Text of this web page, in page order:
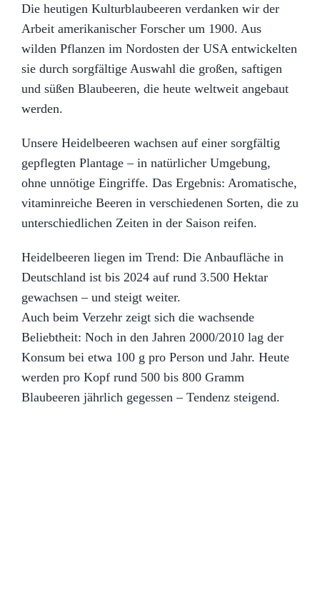
Die heutigen Kulturblaubeeren verdanken wir der
Arbeit amerikanischer Forscher um 1900. Aus
wilden Pflanzen im Nordosten der USA entwickelten
sie durch sorgfältige Auswahl die großen, saftigen
und süßen Blaubeeren, die heute weltweit angebaut
werden.
Unsere Heidelbeeren wachsen auf einer sorgfältig
gepflegten Plantage – in natürlicher Umgebung,
ohne unnötige Eingriffe. Das Ergebnis: Aromatische,
vitaminreiche Beeren in verschiedenen Sorten, die zu
unterschiedlichen Zeiten in der Saison reifen.
Heidelbeeren liegen im Trend: Die Anbaufläche in
Deutschland ist bis 2024 auf rund 3.500 Hektar
gewachsen – und steigt weiter.
Auch beim Verzehr zeigt sich die wachsende
Beliebtheit: Noch in den Jahren 2000/2010 lag der
Konsum bei etwa 100 g pro Person und Jahr. Heute
werden pro Kopf rund 500 bis 800 Gramm
Blaubeeren jährlich gegessen – Tendenz steigend.